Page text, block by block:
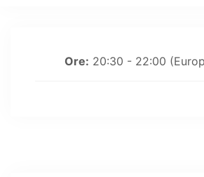
Ore: 20:30 - 22:00